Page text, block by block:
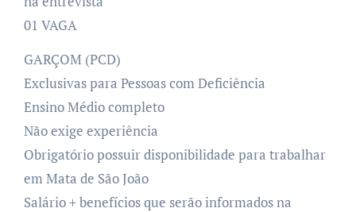
01 VAGA
GARÇOM (PCD)
Exclusivas para Pessoas com Deficiência
Ensino Médio completo
Não exige experiência
Obrigatório possuir disponibilidade para trabalhar
em Mata de São João
Salário + benefícios que serão informados na